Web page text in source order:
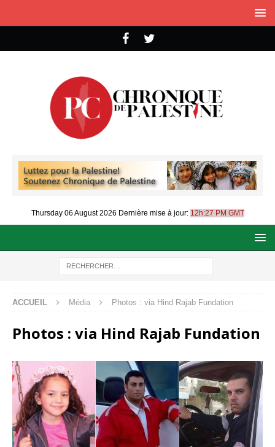
Thursday 06 August 2026 Dernière mise à jour: 12h:27 PM GMT
ACCUEIL Média Photos : via Hind Rajab Fundation
Photos : via Hind Rajab Fundation